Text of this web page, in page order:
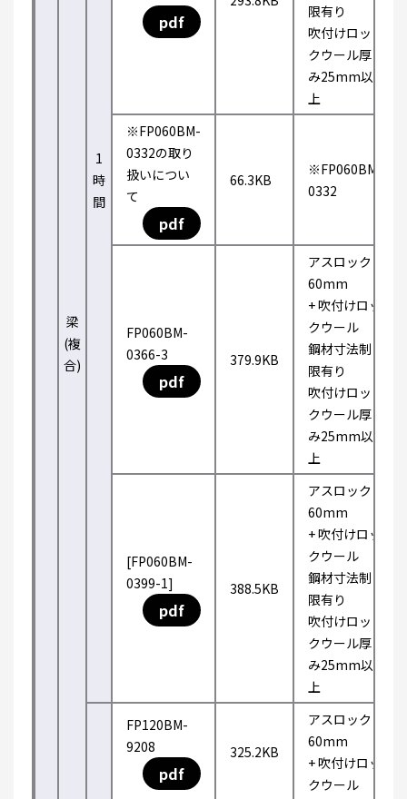
梁
(複
合)
1
時
間
pdf
限有り
吹付けロッ
クウール厚
み25mm以
上
※FP060BM-
0332の取り
扱いについ
て
pdf
66.3KB
※FP060BM-
0332
FP060BM-
0366-3
pdf
379.9KB
アスロック
60mm
+ 吹付けロッ
クウール
鋼材寸法制
限有り
吹付けロッ
クウール厚
み25mm以
上
[FP060BM-
0399-1]
pdf
388.5KB
アスロック
60mm
+ 吹付けロッ
クウール
鋼材寸法制
限有り
吹付けロッ
クウール厚
み25mm以
上
FP120BM-
9208
pdf
325.2KB
アスロック
60mm
+ 吹付けロッ
クウール